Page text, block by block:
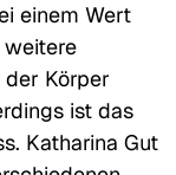
einem Wert
Körper
ist das
Katharina Gut